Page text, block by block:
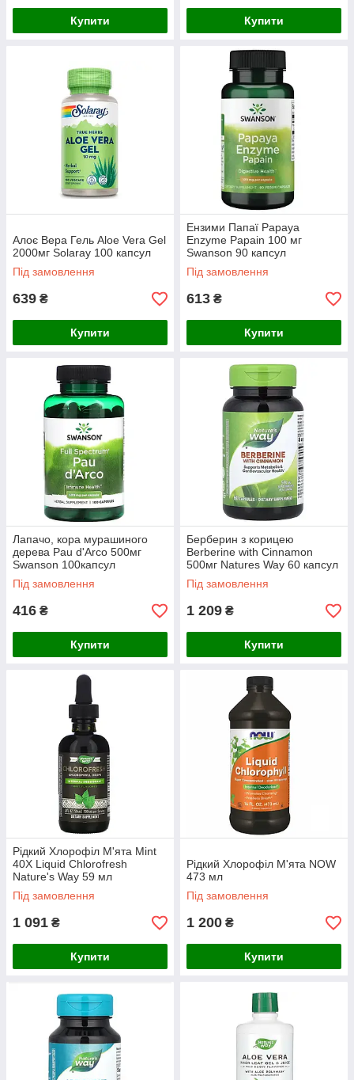
Купити Купити
Алоє Вера Гель Aloe Vera Gel
2000мг Solaray 100 капсул
Під замовлення
639 ₴
Купити
Ензими Папаї Papaya
Enzyme Papain 100 мг
Swanson 90 капсул
Під замовлення
613 ₴
Купити
Лапачо, кора мурашиного
дерева Pau d'Arco 500мг
Swanson 100капсул
Під замовлення
416 ₴
Купити
Берберин з корицею
Berberine with Cinnamon
500мг Natures Way 60 капсул
Під замовлення
1 209 ₴
Купити
Рідкий Хлорофіл М'ята Mint
40X Liquid Chlorofresh
Nature's Way 59 мл
Під замовлення
1 091 ₴
Купити
Рідкий Хлорофіл М'ята NOW
473 мл
Під замовлення
1 200 ₴
Купити